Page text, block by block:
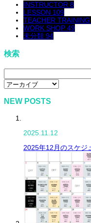
INSTRUCTOR 8
LESSON 109
TEACHER TRAINING
WORK SHOP 49
未分類 94
検索
NEW POSTS
2025.11.12
2025年12月のスケジ